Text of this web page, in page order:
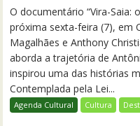
O documentário “Vira-Saia:
próxima sexta-feira (7), em
Magalhães e Anthony
aborda a trajetória de
inspirou uma das histórias
Contemplada pela Lei...
Agenda Cultural Cultura